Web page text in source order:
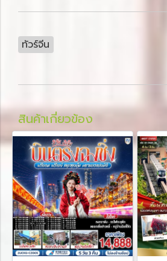
ทัวร์จีน
สินค้าเกี่ยวข้อง